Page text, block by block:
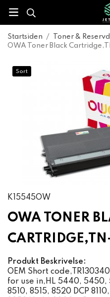
Startsiden / Toner &
OWA Toner Black
Sort
K15545OW
OWA TONER
Produkt Beskrivelse:
OEM Short
for use in,HL 5440, 5450,
8510, 8515, 8520 DCP 8110,